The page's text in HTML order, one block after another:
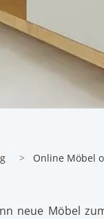
>
Online Möbel
neue Möbel